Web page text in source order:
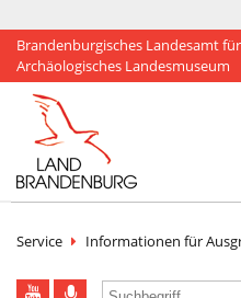
Brandenburgisches Landesamt
Archäologisches Landesmuseum
Service Informationen für